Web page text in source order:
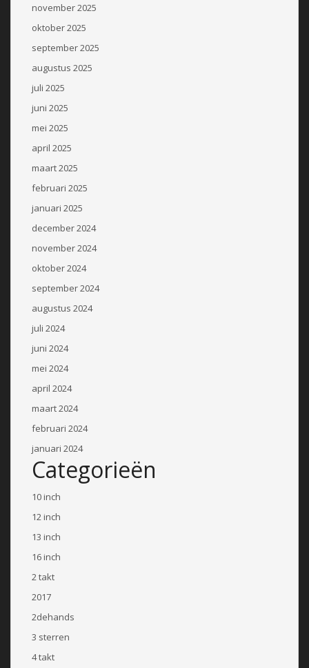
november 2025
oktober 2025
september 2025
augustus 2025
juli 2025
juni 2025
mei 2025
april 2025
maart 2025
februari 2025
januari 2025
december 2024
november 2024
oktober 2024
september 2024
augustus 2024
juli 2024
juni 2024
mei 2024
april 2024
maart 2024
februari 2024
januari 2024
Categorieën
10 inch
12 inch
13 inch
16 inch
2 takt
2017
2dehands
3 sterren
4 takt